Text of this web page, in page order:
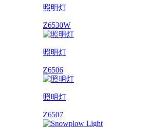
照明灯
Z6530W
照明灯
Z6506
照明灯
Z6507